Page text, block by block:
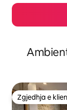
Zgjedhja e
Zgjedhja e